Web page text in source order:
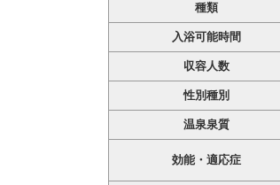
種類
入浴可能時間
収容人数
性別種別
温泉泉質
効能・適応症